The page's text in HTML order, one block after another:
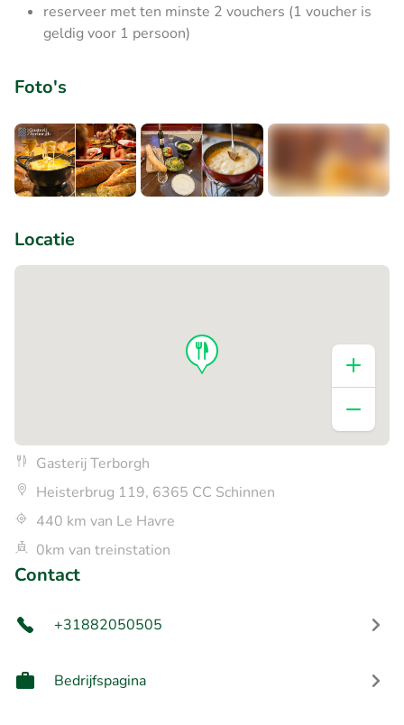
reserveer met ten minste 2 vouchers (1 voucher is
geldig voor 1 persoon)
Foto's
Locatie
Gasterij Terborgh
Heisterbrug 119, 6365 CC Schinnen
440 km van Le Havre
0km van treinstation
Contact
+31882050505
Bedrijfspagina